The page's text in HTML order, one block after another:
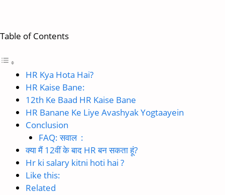
Table of Contents
HR Kya Hota Hai?
HR Kaise Bane:
12th Ke Baad HR Kaise Bane
HR Banane Ke Liye Avashyak Yogtaayein
Conclusion
FAQ: सवाल :
क्या मैं 12वीं के बाद HR बन सकता हूं?
Hr ki salary kitni hoti hai ?
Like this:
Related